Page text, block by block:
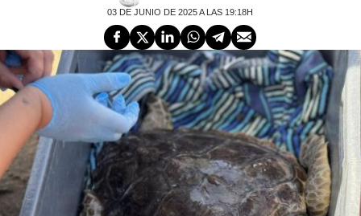
03 DE JUNIO DE 2025 A LAS 19:18H